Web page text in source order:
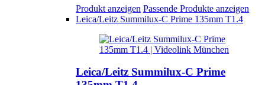
Produkt anzeigen Passende Produkte anzeigen
Leica/Leitz Summilux-C Prime 135mm T1.4
Leica/Leitz Summilux-C Prime